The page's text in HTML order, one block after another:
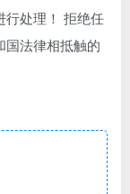
行处理！ 拒绝任
国法律相抵触的